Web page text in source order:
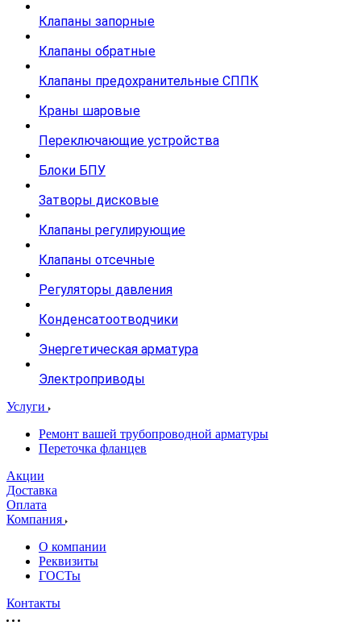
Клапаны запорные
Клапаны обратные
Клапаны предохранительные СППК
Краны шаровые
Переключающие устройства
Блоки БПУ
Затворы дисковые
Клапаны регулирующие
Клапаны отсечные
Регуляторы давления
Конденсатоотводчики
Энергетическая арматура
Электроприводы
Услуги
Ремонт вашей трубопроводной арматуры
Переточка фланцев
Акции
Доставка
Оплата
Компания
О компании
Реквизиты
ГОСТы
Контакты